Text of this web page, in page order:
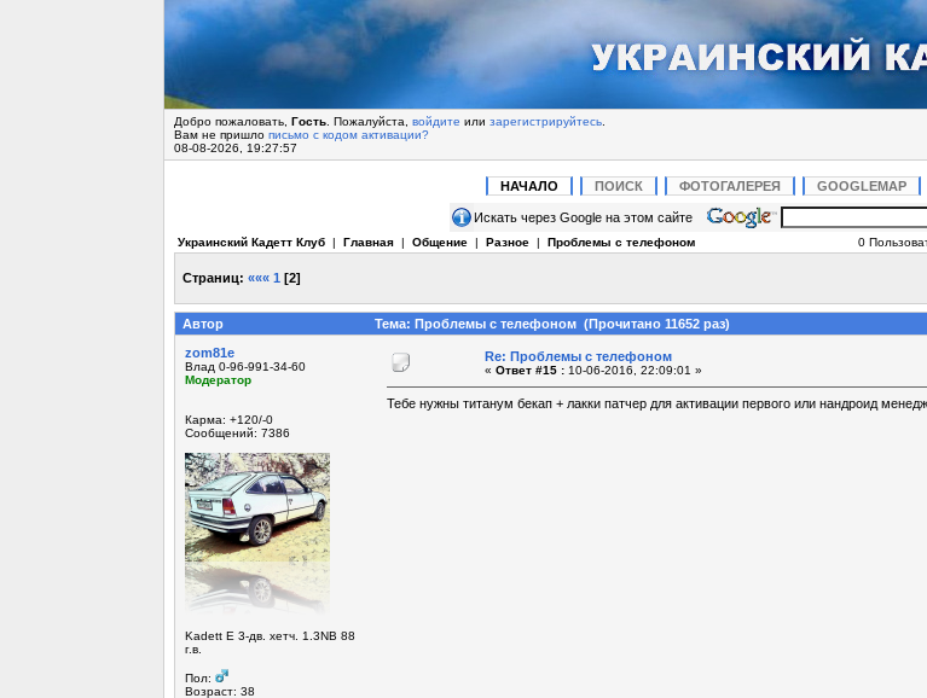
Добро пожаловать, Гость. Пожалуйста, войдите или зарегистрируйтесь.
Вам не пришло письмо с кодом активации?
08-08-2026, 19:27:57
НАЧАЛО ПОИСК ФОТОГАЛЕРЕЯ GOOGLEMAP
Искать через Google на этом сайте
Украинский Кадетт Клуб| Главная| Общение| Разное| Проблемы с телефоном 0
Страниц: ««« 1 [2]
Автор
Тема: Проблемы с телефоном (Прочитано 11652 раз)
zom81e
Влад 0-96-991-34-60
Модератор
Карма: +120/-0
Сообщений: 7386
Kadett E 3-дв. хетч. 1.3NB 88
г.в.
Пол:
Возраст: 38
Re: Проблемы с телефоном
« Ответ #15 :10-06-2016, 22:09:01 »
Тебе нужны титанум бекап + лакки патчер для активации первого или нандроид